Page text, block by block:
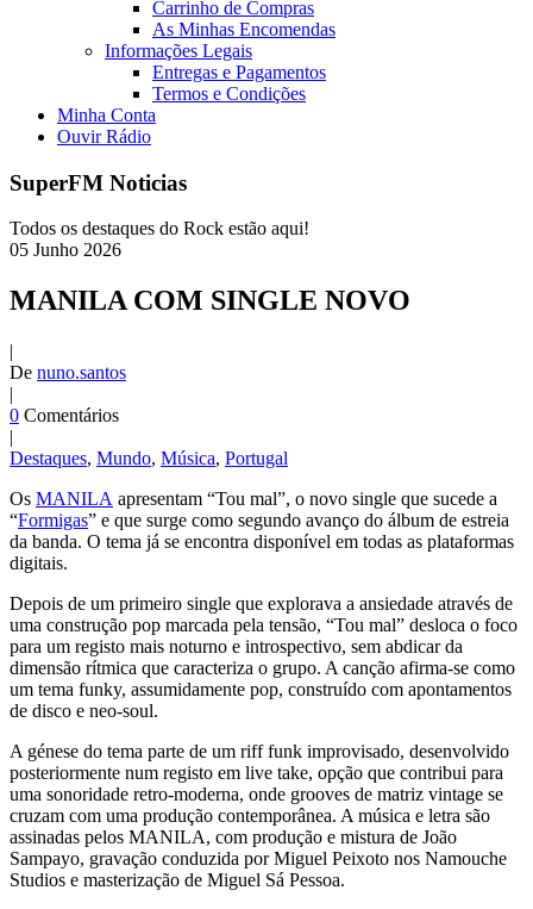
Carrinho de Compras
As Minhas Encomendas
Informações Legais
Entregas e Pagamentos
Termos e Condições
Minha Conta
Ouvir Rádio
SuperFM Noticias
Todos os destaques do Rock estão aqui!
05 Junho 2026
MANILA COM SINGLE NOVO
|
De nuno.santos
|
0 Comentários
|
Destaques, Mundo, Música, Portugal
Os MANILA apresentam “Tou mal”, o novo single que sucede a
“Formigas” e que surge como segundo avanço do álbum de estreia
da banda. O tema já se encontra disponível em todas as plataformas
digitais.
Depois de um primeiro single que explorava a ansiedade através de
uma construção pop marcada pela tensão, “Tou mal” desloca o foco
para um registo mais noturno e introspectivo, sem abdicar da
dimensão rítmica que caracteriza o grupo. A canção afirma-se como
um tema funky, assumidamente pop, construído com apontamentos
de disco e neo-soul.
A génese do tema parte de um riff funk improvisado, desenvolvido
posteriormente num registo em live take, opção que contribui para
uma sonoridade retro-moderna, onde grooves de matriz vintage se
cruzam com uma produção contemporânea. A música e letra são
assinadas pelos MANILA, com produção e mistura de João
Sampayo, gravação conduzida por Miguel Peixoto nos Namouche
Studios e masterização de Miguel Sá Pessoa.